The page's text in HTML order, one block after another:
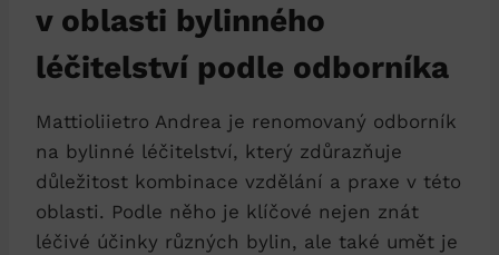
v oblasti bylinného
léčitelství podle odborníka
Mattioliietro Andrea je renomovaný odborník
na bylinné léčitelství, který zdůrazňuje
důležitost kombinace vzdělání a praxe v této
oblasti. Podle něho je klíčové nejen znát
léčivé účinky různých bylin, ale také umět je